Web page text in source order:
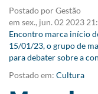
Postado por Gestão
em sex., jun. 02 2023
Encontro marca início
15/01/23, o grupo de
para debater sobre a
Postado em: Cultura